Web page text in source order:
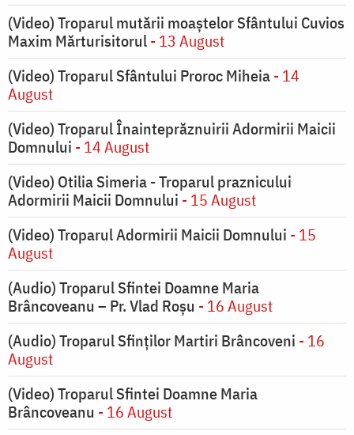
(Video) Troparul mutării moaștelor Sfântului Cuvios
Maxim Mărturisitorul- 13 August
(Video) Troparul Sfântului Proroc Miheia- 14
August
(Video) Troparul Înainteprăznuirii Adormirii Maicii
Domnului - 14 August
(Video) Otilia Simeria - Troparul praznicului
Adormirii Maicii Domnului - 15 August
(Video) Troparul Adormirii Maicii Domnului - 15
August
(Audio) Troparul Sfintei Doamne Maria
Brâncoveanu – Pr. Vlad Roșu - 16 August
(Audio) Troparul Sfinților Martiri Brâncoveni - 16
August
(Video) Troparul Sfintei Doamne Maria
Brâncoveanu - 16 August